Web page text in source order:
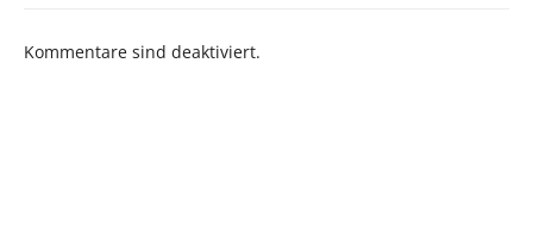
Kommentare sind deaktiviert.